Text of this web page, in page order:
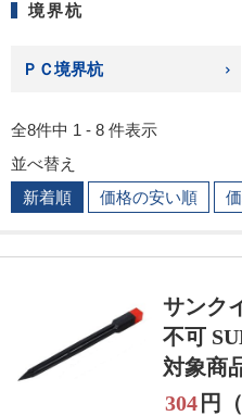
境界杭
ＰＣ境界杭
全8件中 1 - 8 件表示
並べ替え
新着順
価格の安い順
サンク
不可
対象商
304 円